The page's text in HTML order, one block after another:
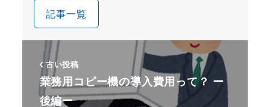
記事一覧
古い投稿
業務用コピー機の導入費用って？ ー
後編ー